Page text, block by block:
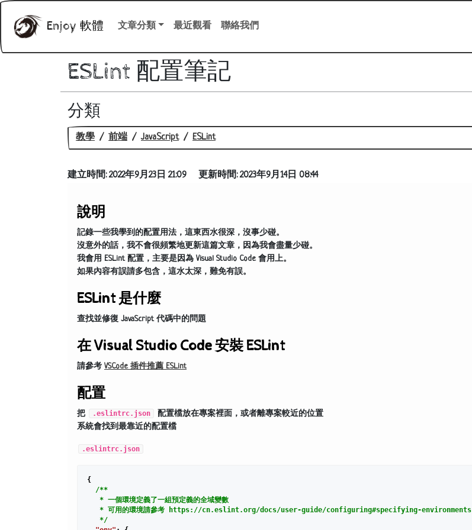
Enjoy 軟體 文章分類 最近觀看 聯絡我們
ESLint 配置筆記
分類
教學 前端 JavaScript ESLint
建立時間:2022年9月23日 21:09 更新時間:2023年9月14日 08:44
說明
記錄一些我學到的配置用法，這東西水很深，沒事少碰。
沒意外的話，我不會很頻繁地更新這篇文章，因為我會盡量少碰。
我會用 ESLint 配置，主要是因為 Visual Studio Code 會用上。
如果內容有誤請多包含，這水太深，難免有誤。
ESLint 是什麼
查找並修復 JavaScript 代碼中的問題
在 Visual Studio Code 安裝 ESLint
請參考 VSCode 插件推薦 ESLint
配置
把 .eslintrc.json
配置檔放在專案裡面，或者離專案較近的位置
系統會找到最靠近的配置檔
.eslintrc.json
{
/**
   * 一個環境定義了一組預定義的全域變數
   * 可用的環境請參考 https://cn.eslint.org/docs/user-guide/configuring#specifying-environments
   */